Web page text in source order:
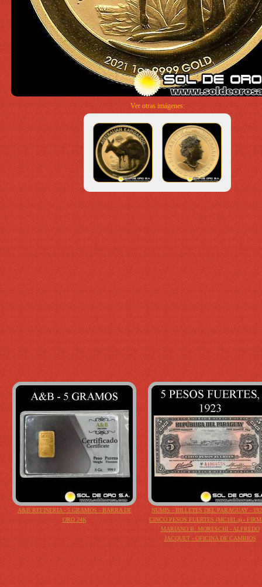
Ver otras imágenes:
A&B REFINERIA - 5 GRAMOS - BARRA DE
ORO 24K
NUMIS - BILLETES DEL PARAGUAY -
CINCO PESOS FUERTES (MC181.a) -
MARIANO B. MORESCHI - ALFREDO
JACQUET - OFICINA DE CAMBIOS